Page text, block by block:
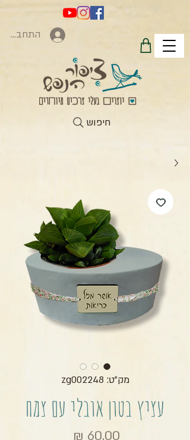
התחברות
חיפוש
מק"ט: zg002248
עציץ בטון אובלי עם צמח